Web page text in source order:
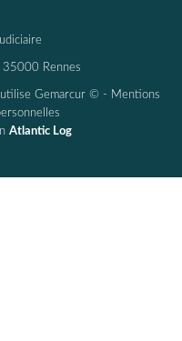
Rennes
Gemarcur © - Mentions
Atlantic Log